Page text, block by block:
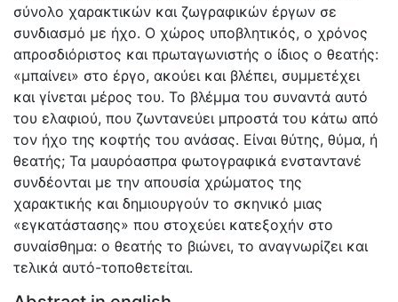
σύνολο χαρακτικών και ζωγραφικών έργων σε
συνδιασμό με ήχο. Ο χώρος υποβλητικός, ο χρόνος
απροσδιόριστος και πρωταγωνιστής ο ίδιος ο θεατής:
«μπαίνει» στο έργο, ακούει και βλέπει, συμμετέχει
και γίνεται μέρος του. Το βλέμμα του συναντά αυτό
του ελαφιού, που ζωντανεύει μπροστά του κάτω από
τον ήχο της κοφτής του ανάσας. Είναι θύτης, θύμα, ή
θεατής; Τα μαυρόασπρα φωτογραφικά ενσταντανέ
συνδέονται με την απουσία χρώματος της
χαρακτικής και δημιουργούν το σκηνικό μιας
«εγκατάστασης» που στοχεύει κατεξοχήν στο
συναίσθημα: ο θεατής το βιώνει, το αναγνωρίζει και
τελικά αυτό-τοποθετείται.